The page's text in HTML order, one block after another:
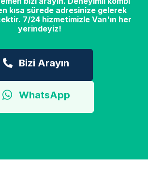
kısa sürede adresinize gelerek
7/24 hizmetimizle Van'ın her
yerindeyiz!
Bizi Arayın
WhatsApp